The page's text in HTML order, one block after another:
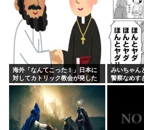
海外「なんてこった！」日本に
対してカトリック教会が発した
声明に海外からコメントが殺到
みいちゃん
警察なめす